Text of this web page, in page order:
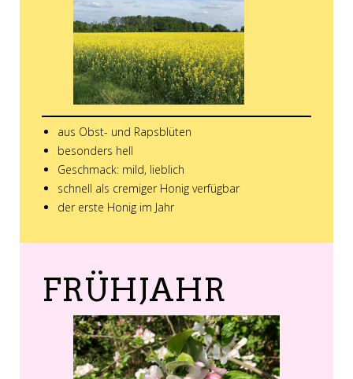
aus Obst- und Rapsblüten
besonders hell
Geschmack: mild, lieblich
schnell als cremiger Honig verfügbar
der erste Honig im Jahr
FRÜHJAHR